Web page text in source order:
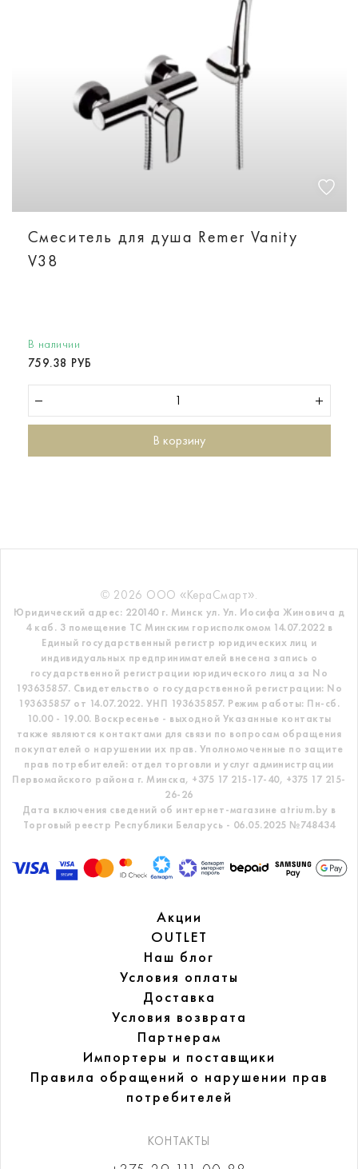
Смеситель для душа Remer Vanity
V38
В наличии
759.38 РУБ
В корзину
© 2026 ООО «КераСмарт».
Юридический адрес: 220140 г. Минск ул. Ул. Иосифа Жиновича д
4 каб. 3 помещение ТС Минским горисполкомом 14.07.2022 в
Единый государственный регистр юридических лиц и
индивидуальных предпринимателей внесена запись о
государственной регистрации юридического лица за No
193635857. Свидетельство о государственной регистрации: No
193635857 от 14.07.2022. УНП 193635857. Режим работы: Пн-сб.
10.00 - 19.00. Воскресенье - выходной Указанные контакты
также являются контактами для связи по вопросам обращения
покупателей о нарушении их прав. Уполномоченные по защите
прав потребителей: отдел торговли и услуг администрации
Первомайского района г. Минска, +375 17 215-17-40, +375 17 215-
26-26
Дата включения сведений об интернет-магазине atrium.by в
Торговый реестр Республики Беларусь - 06.05.2025 №748434
Акции
OUTLET
Наш блог
Условия оплаты
Доставка
Условия возврата
Партнерам
Импортеры и поставщики
Правила обращений о нарушении прав
потребителей
КОНТАКТЫ